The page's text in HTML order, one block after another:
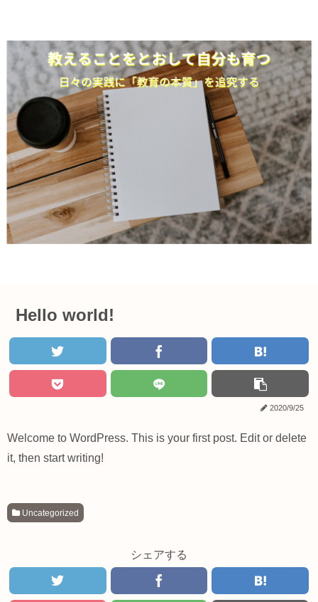
Hello world!
2020/9/25
Welcome to WordPress. This is your first post. Edit or delete
it, then start writing!
Uncategorized
シェアする